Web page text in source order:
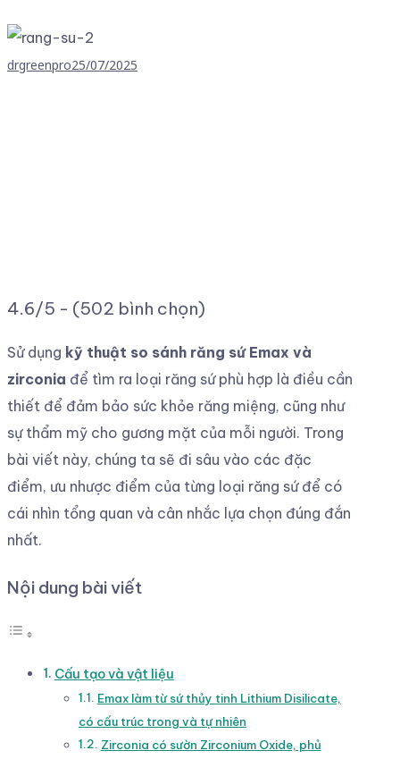
drgreenpro25/07/2025
4.6/5 - (502 bình chọn)
Sử dụng kỹ thuật so sánh răng sứ Emax và
zirconia để tìm ra loại răng sứ phù hợp là điều cần
thiết để đảm bảo sức khỏe răng miệng, cũng như
sự thẩm mỹ cho gương mặt của mỗi người. Trong
bài viết này, chúng ta sẽ đi sâu vào các đặc
điểm, ưu nhược điểm của từng loại răng sứ để có
cái nhìn tổng quan và cân nhắc lựa chọn đúng đắn
nhất.
Nội dung bài viết
Cấu tạo và vật liệu
Emax làm từ sứ thủy tinh Lithium Disilicate,
có cấu trúc trong và tự nhiên
Zirconia có sườn Zirconium Oxide, phủ